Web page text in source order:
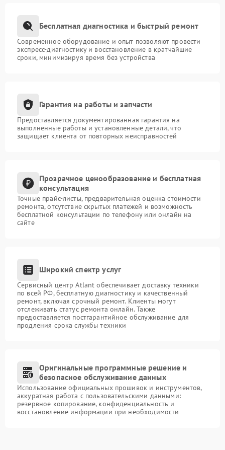
Бесплатная диагностика и быстрый ремонт
Современное оборудование и опыт позволяют провести
экспресс-диагностику и восстановление в кратчайшие
сроки, минимизируя время без устройства
Гарантия на работы и запчасти
Предоставляется документированная гарантия на
выполненные работы и установленные детали, что
защищает клиента от повторных неисправностей
Прозрачное ценообразование и бесплатная
консультация
Точные прайс-листы, предварительная оценка стоимости
ремонта, отсутствие скрытых платежей и возможность
бесплатной консультации по телефону или онлайн на
сайте
Широкий спектр услуг
Сервисный центр Atlant обеспечивает доставку техники
по всей РФ, бесплатную диагностику и качественный
ремонт, включая срочный ремонт. Клиенты могут
отслеживать статус ремонта онлайн. Также
предоставляется постгарантийное обслуживание для
продления срока службы техники
Оригинальные программные решение и
безопасное обслуживание данных
Использование официальных прошивок и инструментов,
аккуратная работа с пользовательскими данными:
резервное копирование, конфиденциальность и
восстановление информации при необходимости